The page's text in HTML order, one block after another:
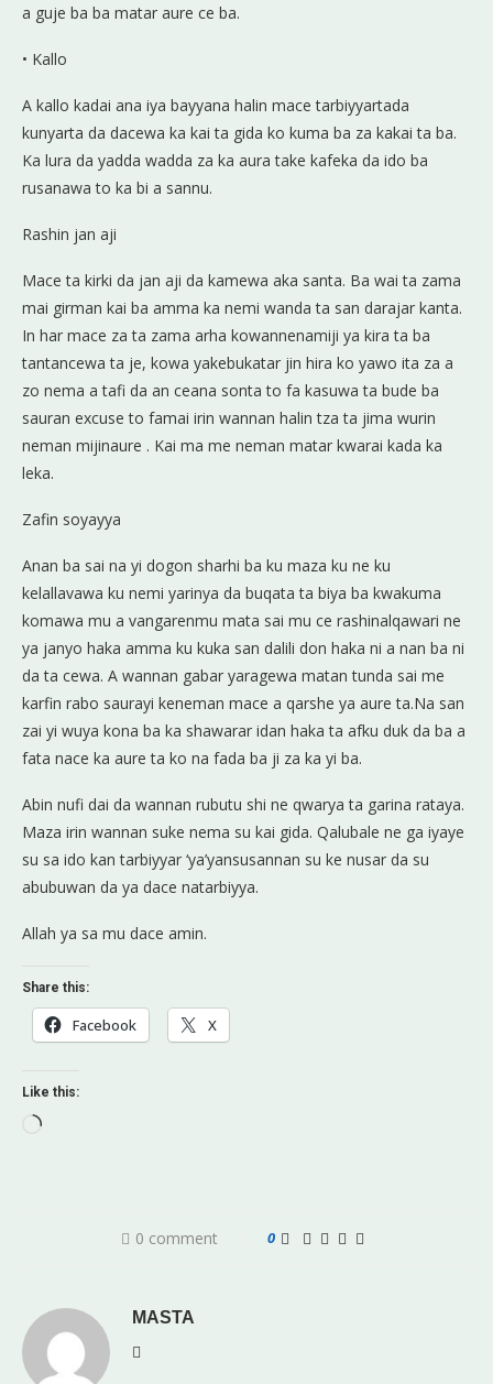
a guje ba ba matar aure ce ba.
• Kallo
A kallo kadai ana iya bayyana halin mace tarbiyyartada
kunyarta da dacewa ka kai ta gida ko kuma ba za kakai ta ba.
Ka lura da yadda wadda za ka aura take kafeka da ido ba
rusanawa to ka bi a sannu.
Rashin jan aji
Mace ta kirki da jan aji da kamewa aka santa. Ba wai ta zama
mai girman kai ba amma ka nemi wanda ta san darajar kanta.
In har mace za ta zama arha kowannenamiji ya kira ta ba
tantancewa ta je, kowa yakebukatar jin hira ko yawo ita za a
zo nema a tafi da an ceana sonta to fa kasuwa ta bude ba
sauran excuse to famai irin wannan halin tza ta jima wurin
neman mijinaure . Kai ma me neman matar kwarai kada ka
leka.
Zafin soyayya
Anan ba sai na yi dogon sharhi ba ku maza ku ne ku
kelallavawa ku nemi yarinya da buqata ta biya ba kwakuma
komawa mu a vangarenmu mata sai mu ce rashinalqawari ne
ya janyo haka amma ku kuka san dalili don haka ni a nan ba ni
da ta cewa. A wannan gabar yaragewa matan tunda sai me
karfin rabo saurayi keneman mace a qarshe ya aure ta.Na san
zai yi wuya kona ba ka shawarar idan haka ta afku duk da ba a
fata nace ka aure ta ko na fada ba ji za ka yi ba.
Abin nufi dai da wannan rubutu shi ne qwarya ta garina rataya.
Maza irin wannan suke nema su kai gida. Qalubale ne ga iyaye
su sa ido kan tarbiyyar ‘ya’yansusannan su ke nusar da su
abubuwan da ya dace natarbiyya.
Allah ya sa mu dace amin.
Share this:
Facebook X
Like this:
0 comment 0
MASTA